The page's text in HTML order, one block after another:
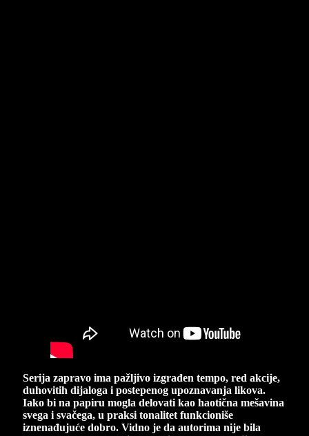
Serija zapravo ima pažljivo izgrađen tempo, red akcije,
duhovitih dijaloga i postepenog upoznavanja likova.
Iako bi na papiru mogla delovati kao haotična mešavina
svega i svačega, u praksi tonalitet funkcioniše
iznenađujuće dobro. Vidno je da autorima nije bila